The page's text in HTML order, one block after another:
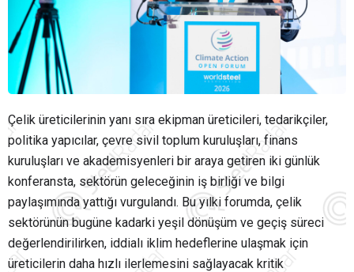
Çelik üreticilerinin yanı sıra ekipman üreticileri, tedarikçiler,
politika yapıcılar, çevre sivil toplum kuruluşları, finans
kuruluşları ve akademisyenleri bir araya getiren iki günlük
konferansta, sektörün geleceğinin iş birliği ve bilgi
paylaşımında yattığı vurgulandı. Bu yılki forumda, çelik
sektörünün bugüne kadarki yeşil dönüşüm ve geçiş süreci
değerlendirilirken, iddialı iklim hedeflerine ulaşmak için
üreticilerin daha hızlı ilerlemesini sağlayacak kritik